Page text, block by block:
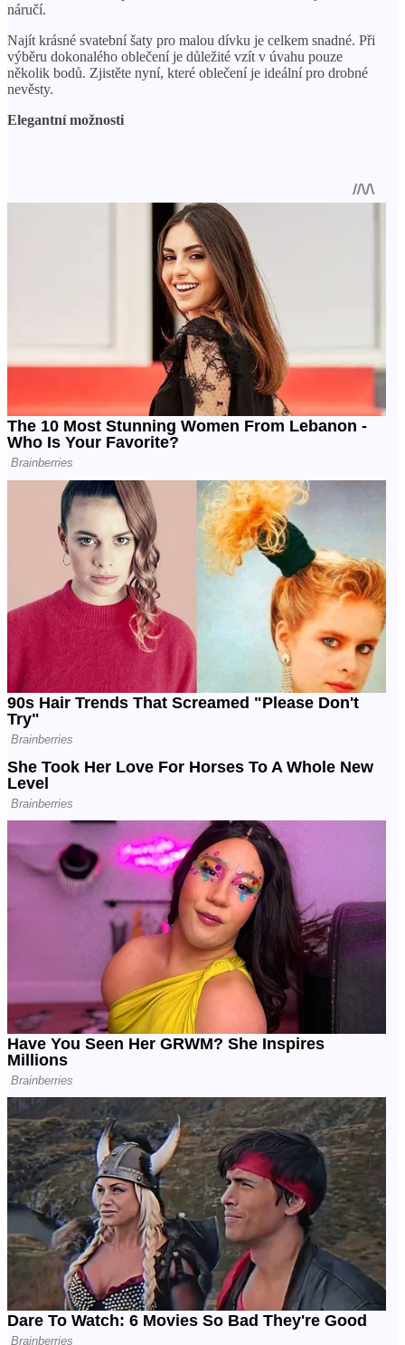
náručí.
Najít krásné svatební šaty pro malou dívku je celkem snadné. Při
výběru dokonalého oblečení je důležité vzít v úvahu pouze
několik bodů. Zjistěte nyní, které oblečení je ideální pro drobné
nevěsty.
Elegantní možnosti